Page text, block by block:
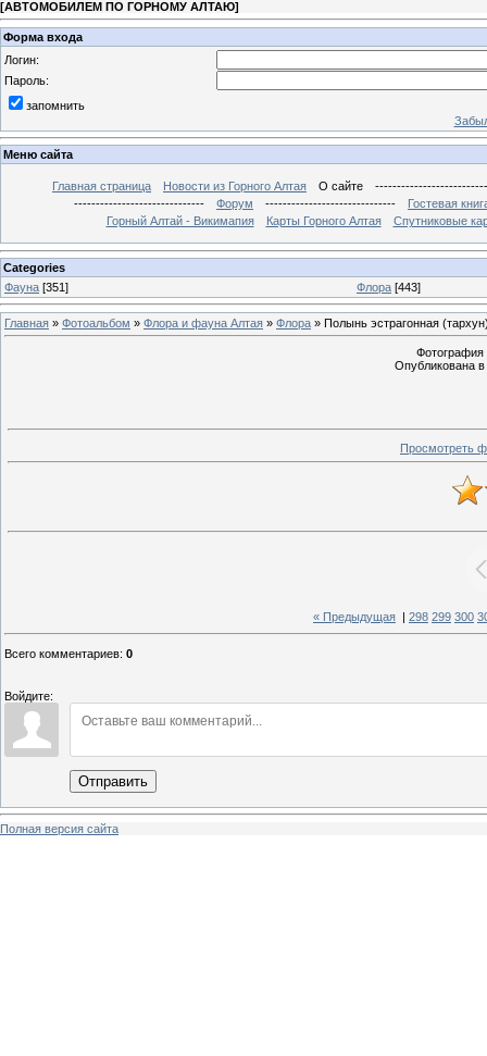
[АВТОМОБИЛЕМ ПО ГОРНОМУ АЛТАЮ]
Форма входа
Логин:
Пароль:
запомнить
Меню сайта
Главная страница Новости из Горного Алтая О сайте
------------------------------
Форум ------------------------------
Гостевая
Горный Алтай - Викимапия
Карты Горного Алтая Спутниковые
Categories
Фауна [351] Флора [443]
Главная » Фотоальбом » Флора и фауна Алтая » Флора » Полынь эстрагонная
Фотография
Опубликована в
Просмотреть
« Предыдущая 298 299 300
Всего комментариев: 0
Войдите:
Отправить
Полная версия сайта